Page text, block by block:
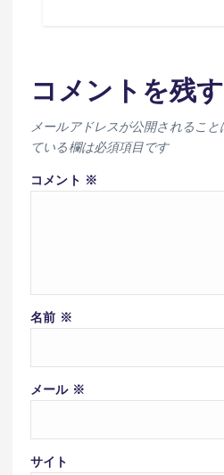
コメントを残す
メールアドレスが公開されること
ている欄は必須項目です
コメント ※
名前 ※
メール ※
サイト